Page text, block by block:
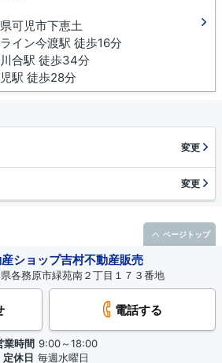
可児市下恵土
イン今渡駅 徒歩16分
合駅 徒歩34分
駅 徒歩28分
変更
変更
ショップ吉村不動産販売
各務原市緑苑南２丁目１７３番地
電話する
業時間 9:00～18:00
定休日 毎週水曜日
ページトップ